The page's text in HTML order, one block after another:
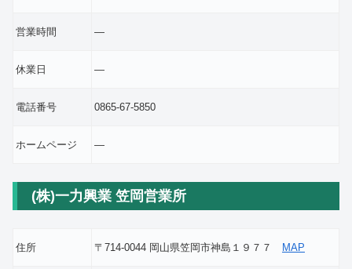
営業時間 ―
休業日 ―
電話番号 0865-67-5850
ホームページ ―
(株)一力興業 笠岡営業所
住所 〒714-0044 岡山県笠岡市神島１９７７ MAP